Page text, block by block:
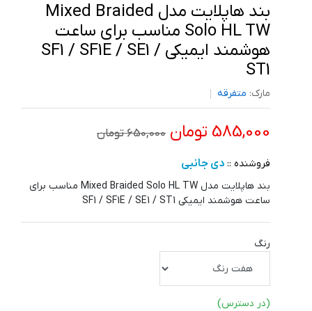
بند هاپلایت مدل Mixed Braided
Solo HL TW مناسب برای ساعت
هوشمند ایمیکی SF1 / SF1E / SE1 /
ST1
مارک: متفرقه
585,000 تومان 650,000 تومان
فروشنده :: دی جانبی
بند هاپلایت مدل Mixed Braided Solo HL TW مناسب برای
ساعت هوشمند ایمیکی SF1 / SF1E / SE1 / ST1
رنگ
(در دسترس)